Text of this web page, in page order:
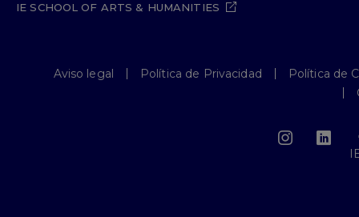
IE SCHOOL OF ARTS & HUMANITIES
Aviso legal Política de Privacidad
Política de